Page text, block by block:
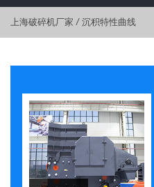
上海破碎机厂家 / 沉积特性曲线